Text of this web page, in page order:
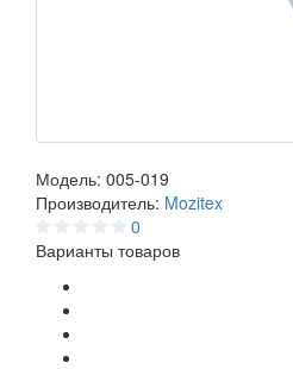
Модель: 005-019
Производитель: Mozitex
0
Варианты товаров